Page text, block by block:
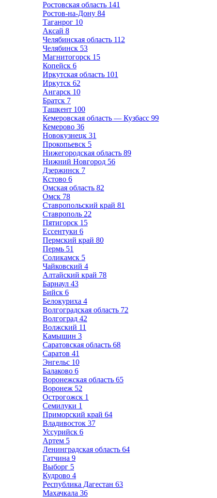
Ростовская область 141
Ростов-на-Дону 84
Таганрог 10
Аксай 8
Челябинская область 112
Челябинск 53
Магнитогорск 15
Копейск 6
Иркутская область 101
Иркутск 62
Ангарск 10
Братск 7
Ташкент 100
Кемеровская область — Кузбасс 99
Кемерово 36
Новокузнецк 31
Прокопьевск 5
Нижегородская область 89
Нижний Новгород 56
Дзержинск 7
Кстово 6
Омская область 82
Омск 78
Ставропольский край 81
Ставрополь 22
Пятигорск 15
Ессентуки 6
Пермский край 80
Пермь 51
Соликамск 5
Чайковский 4
Алтайский край 78
Барнаул 43
Бийск 6
Белокуриха 4
Волгоградская область 72
Волгоград 42
Волжский 11
Камышин 3
Саратовская область 68
Саратов 41
Энгельс 10
Балаково 6
Воронежская область 65
Воронеж 52
Острогожск 1
Семилуки 1
Приморский край 64
Владивосток 37
Уссурийск 6
Артем 5
Ленинградская область 64
Гатчина 9
Выборг 5
Кудрово 4
Республика Дагестан 63
Махачкала 36